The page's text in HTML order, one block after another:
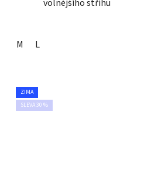
volnějšího střihu
M L
ZIMA
SLEVA 30 %